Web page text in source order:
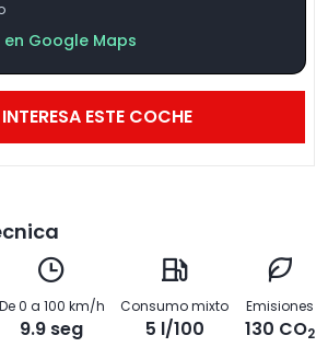
en Google Maps
ESTE COCHE
De 0 a 100 km/h
9.9 seg
Consumo mixto
5 l/100
Emisiones
130 CO2